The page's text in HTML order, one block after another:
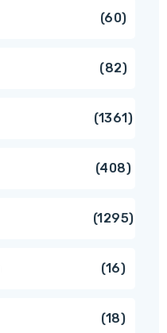
6060
8282
13611361
408408
12951295
1616
1818